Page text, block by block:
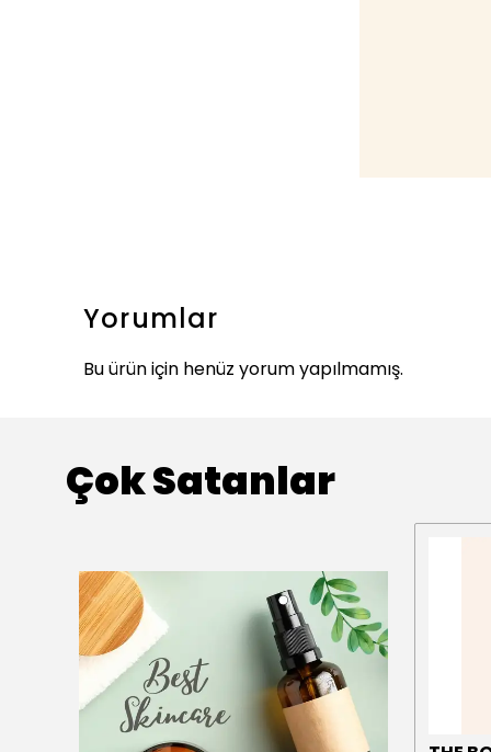
Yorumlar
Bu ürün için henüz yorum yapılmamış.
Çok Satanlar